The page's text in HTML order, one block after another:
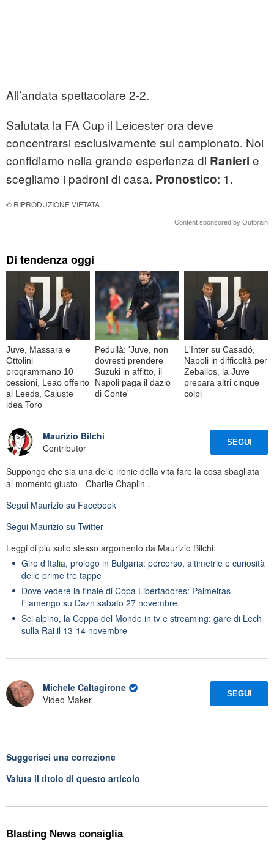
All’andata spettacolare 2-2.
Salutata la FA Cup il Leicester ora deve
concentrarsi esclusivamente sul campionato. Noi
confidiamo nella grande esperienza di Ranieri e
scegliamo i padroni di casa. Pronostico: 1.
© RIPRODUZIONE VIETATA
Content sponsored by Outbrain
Di tendenza oggi
Juve, Massara e
Ottolini
programmano 10
cessioni, Leao offerto
al Leeds, Cajuste
idea Toro
Pedullà: 'Juve, non
dovresti prendere
Suzuki in affitto, il
Napoli paga il dazio
di Conte'
L'Inter su Casadó,
Napoli in difficoltà per
Zeballos, la Juve
prepara altri cinque
colpi
Maurizio Bilchi
Contributor
SEGUI
Suppongo che sia una delle ironie della vita fare la cosa sbagliata
al momento giusto - Charlie Chaplin .
Segui Maurizio su Facebook
Segui Maurizio su Twitter
Leggi di più sullo stesso argomento da Maurizio Bilchi:
Giro d'Italia, prologo in Bulgaria: percorso, altimetrie e curiosità
delle prime tre tappe
Dove vedere la finale di Copa Libertadores: Palmeiras-
Flamengo su Dazn sabato 27 novembre
Sci alpino, la Coppa del Mondo in tv e streaming: gare di Lech
sulla Rai il 13-14 novembre
Michele Caltagirone
Video Maker
SEGUI
Suggerisci una correzione
Valuta il titolo di questo articolo
Blasting News consiglia